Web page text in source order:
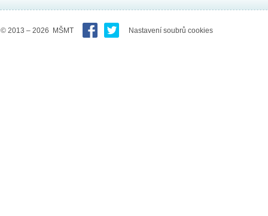
© 2013 – 2026 MŠMT Nastavení soubrů cookies